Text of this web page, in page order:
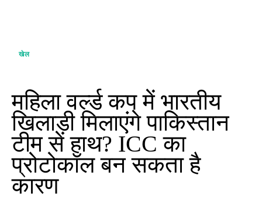
खेल
महिला वर्ल्ड कप में भारतीय
खिलाड़ी मिलाएंगे पाकिस्तान
टीम से हाथ? ICC का
प्रोटोकॉल बन सकता है
कारण